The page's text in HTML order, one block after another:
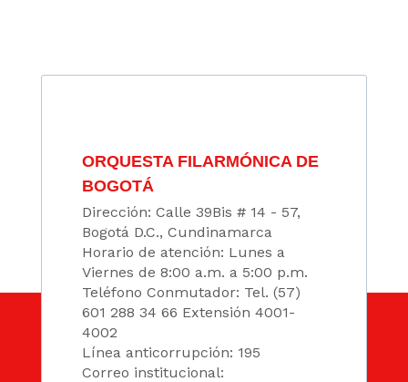
ORQUESTA FILARMÓNICA DE
BOGOTÁ
Dirección: Calle 39Bis # 14 - 57,
Bogotá D.C., Cundinamarca
Horario de atención: Lunes a
Viernes de 8:00 a.m. a 5:00 p.m.
Teléfono Conmutador: Tel. (57)
601 288 34 66 Extensión 4001-
4002
Línea anticorrupción: 195
Correo institucional: